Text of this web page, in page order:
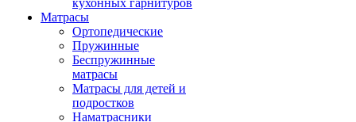
кухонных гарнитуров
Матраcы
Ортопедические
Пружинные
Беспружинные
матрасы
Матрасы для детей и
подростков
Наматрасники